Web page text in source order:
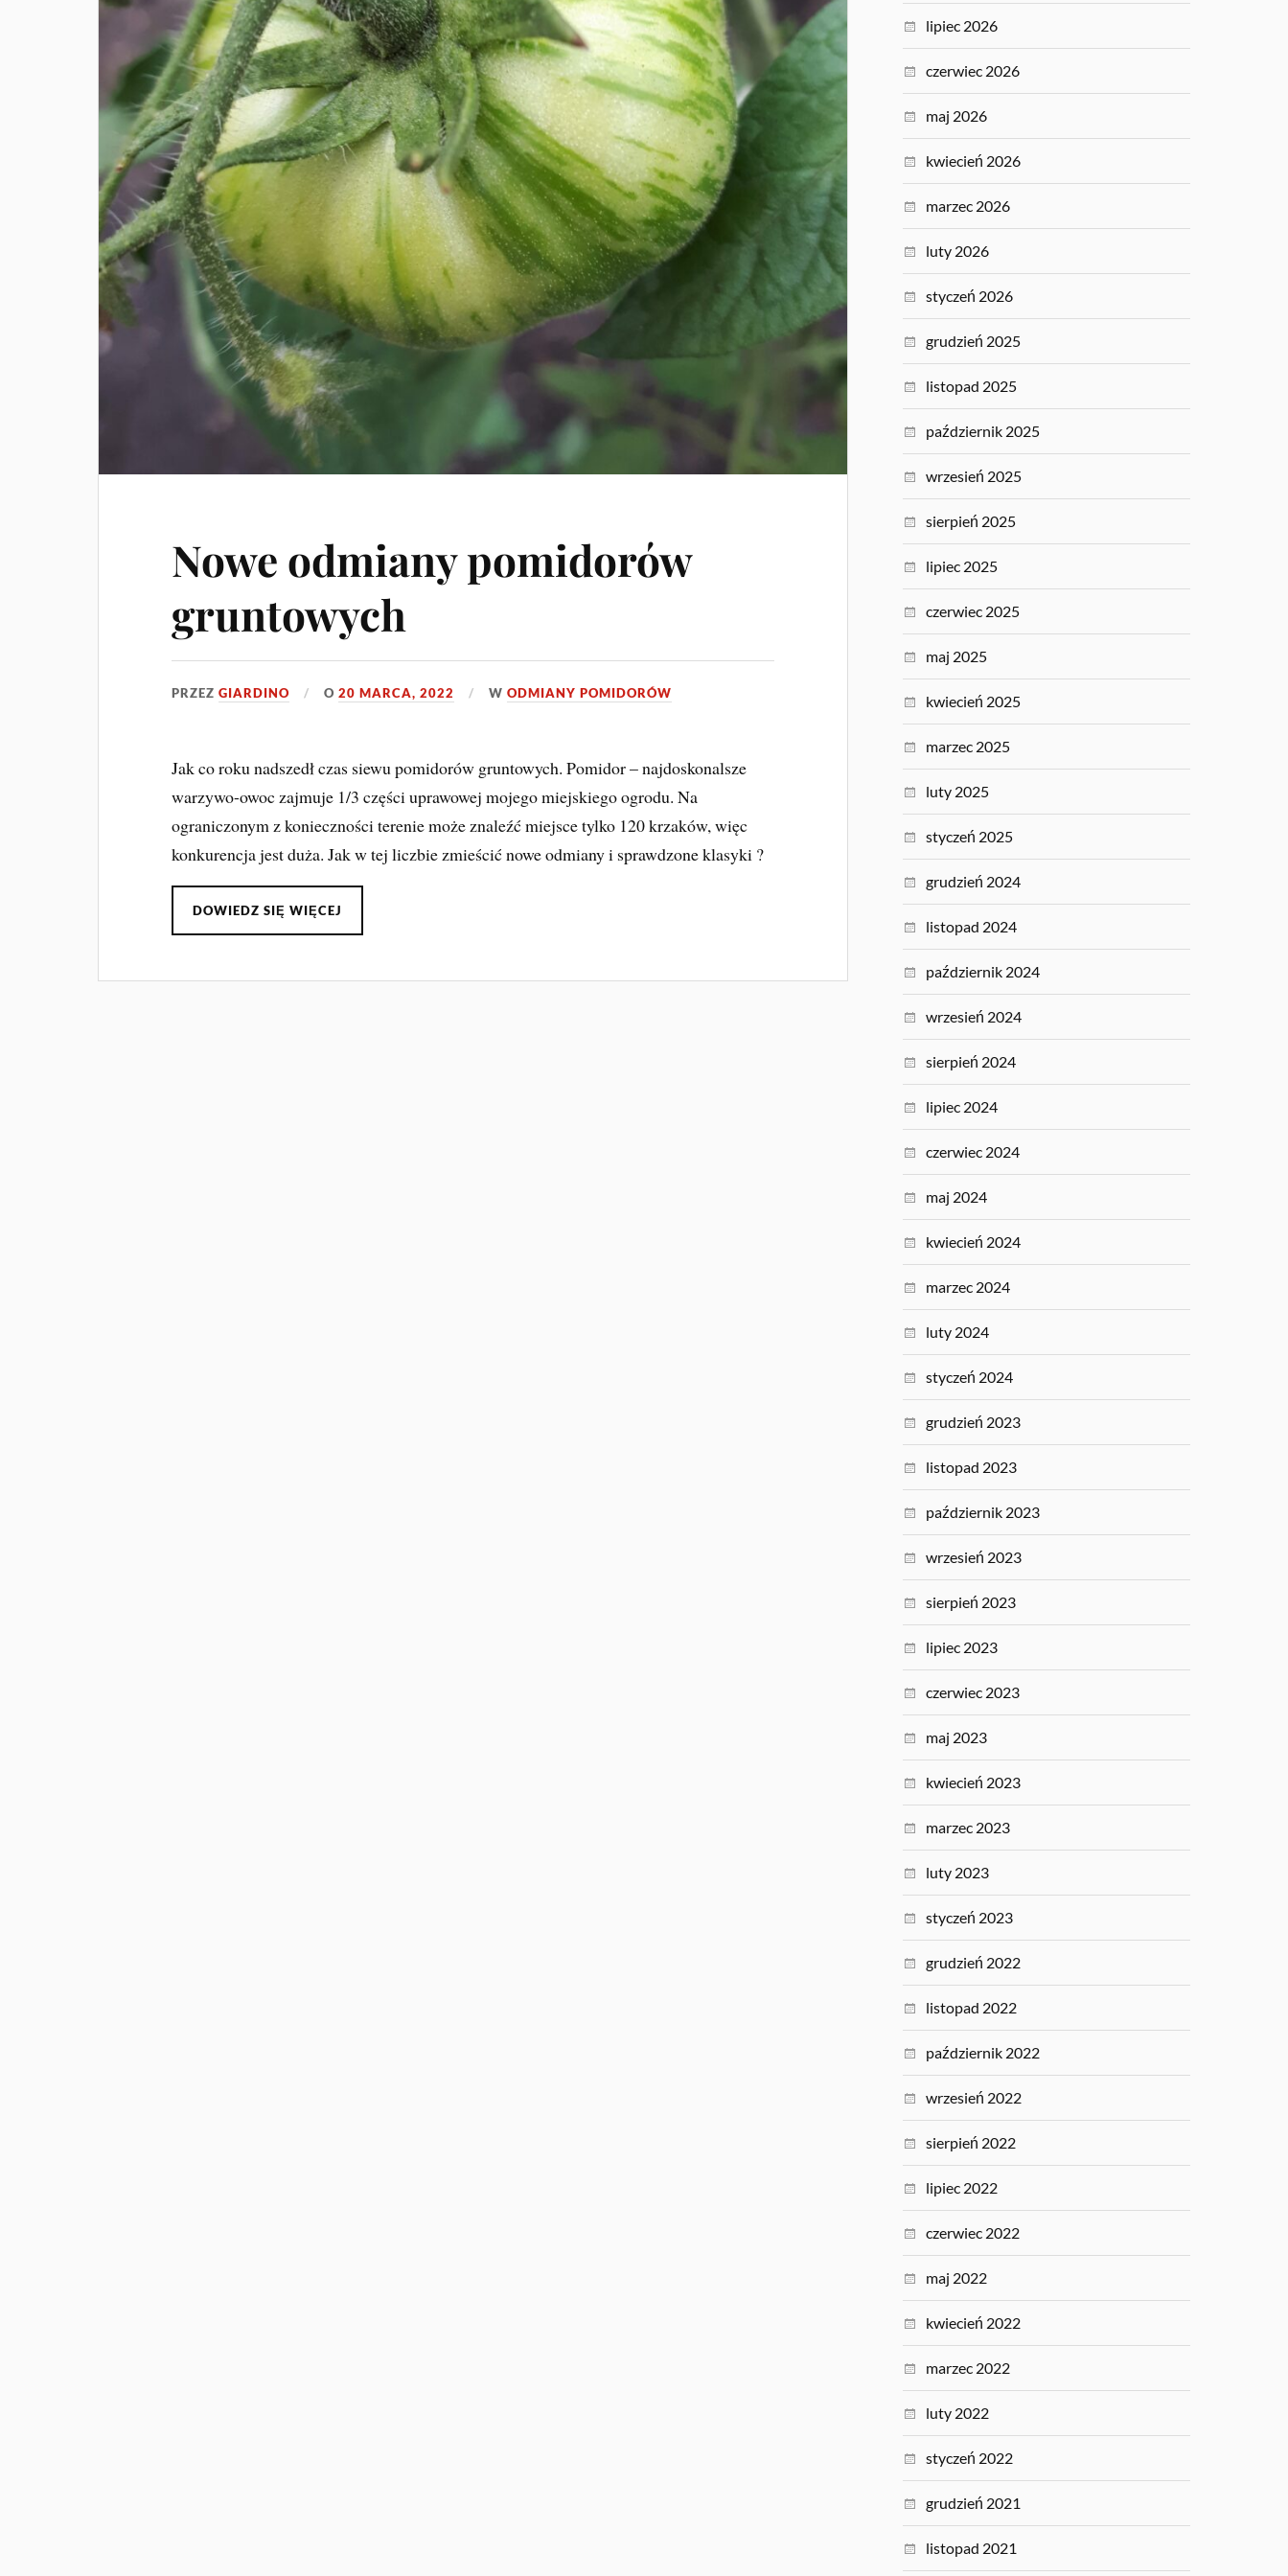
Nowe odmiany pomidorów
gruntowych
PRZEZGIARDINO O20 MARCA, 2022 WODMIANY POMIDORÓW
Jak co roku nadszedł czas siewu pomidorów gruntowych. Pomidor – najdoskonalsze
warzywo-owoc zajmuje 1/3 części uprawowej mojego miejskiego ogrodu. Na
ograniczonym z konieczności terenie może znaleźć miejsce tylko 120 krzaków, więc
konkurencja jest duża. Jak w tej liczbie zmieścić nowe odmiany i sprawdzone klasyki ?
DOWIEDZ SIĘ WIĘCEJ
lipiec 2026
czerwiec 2026
maj 2026
kwiecień 2026
marzec 2026
luty 2026
styczeń 2026
grudzień 2025
listopad 2025
październik 2025
wrzesień 2025
sierpień 2025
lipiec 2025
czerwiec 2025
maj 2025
kwiecień 2025
marzec 2025
luty 2025
styczeń 2025
grudzień 2024
listopad 2024
październik 2024
wrzesień 2024
sierpień 2024
lipiec 2024
czerwiec 2024
maj 2024
kwiecień 2024
marzec 2024
luty 2024
styczeń 2024
grudzień 2023
listopad 2023
październik 2023
wrzesień 2023
sierpień 2023
lipiec 2023
czerwiec 2023
maj 2023
kwiecień 2023
marzec 2023
luty 2023
styczeń 2023
grudzień 2022
listopad 2022
październik 2022
wrzesień 2022
sierpień 2022
lipiec 2022
czerwiec 2022
maj 2022
kwiecień 2022
marzec 2022
luty 2022
styczeń 2022
grudzień 2021
listopad 2021